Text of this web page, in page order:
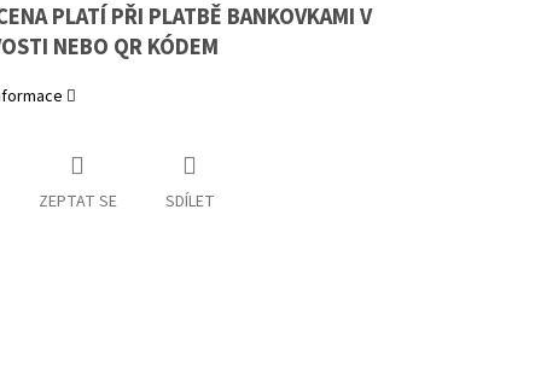
PLATÍ PŘI PLATBĚ BANKOVKAMI V
NEBO QR KÓDEM
ZEPTAT SE SDÍLET